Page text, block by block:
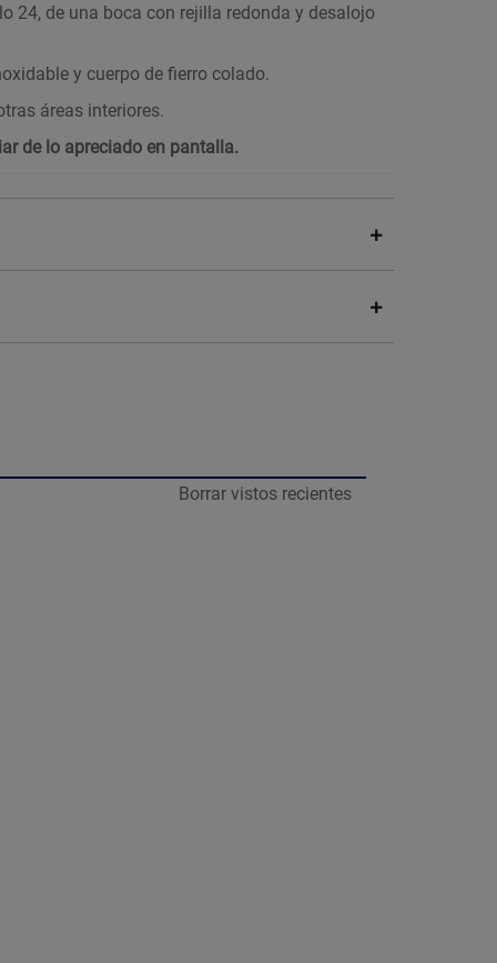
24, de una boca con rejilla redonda y desalojo
y cuerpo de fierro colado.
áreas interiores.
de lo apreciado en pantalla.
Borrar vistos recientes